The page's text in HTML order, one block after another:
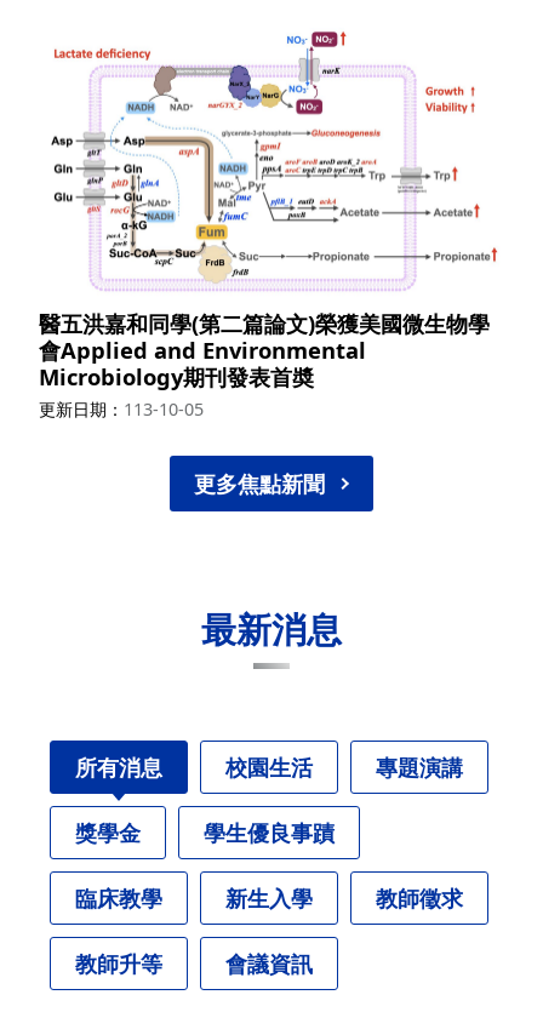
醫五洪嘉和同學(第二篇論文)榮獲美國微生物學
會Applied and Environmental
Microbiology期刊發表首奬
更新日期 113-10-05
更多焦點新聞
最新消息
所有消息 校園生活 專題演講
獎學金 學生優良事蹟
臨床教學 新生入學 教師徵求
教師升等 會議資訊